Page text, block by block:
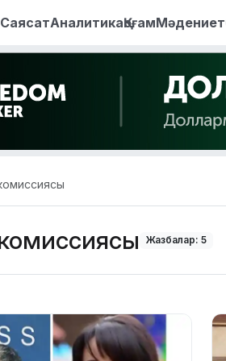
СаясатАналитикаҚоғамМәдениет
Жазбалар: 5